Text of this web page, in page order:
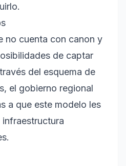
no cuenta con canon y
de captar
del esquema de
el gobierno regional
a que este modelo les